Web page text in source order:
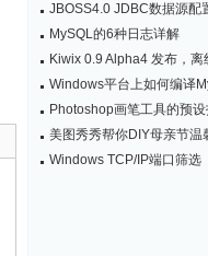
JBOSS4.0 JDBC数据源配
MySQL的6种日志详解
Kiwix 0.9 Alpha4 发布，离
Windows平台上如何编译
Photoshop画笔工具的预
美图秀秀帮你DIY母亲节温
Windows TCP/IP端口筛选